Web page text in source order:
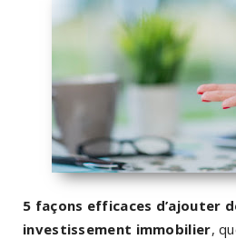
5 façons efficaces d’ajouter
investissement immobilier,